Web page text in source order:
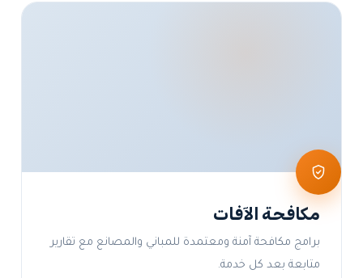
مكافحة الآفات
برامج مكافحة آمنة ومعتمدة للمباني والمصانع مع تقارير
متابعة بعد كل خدمة.